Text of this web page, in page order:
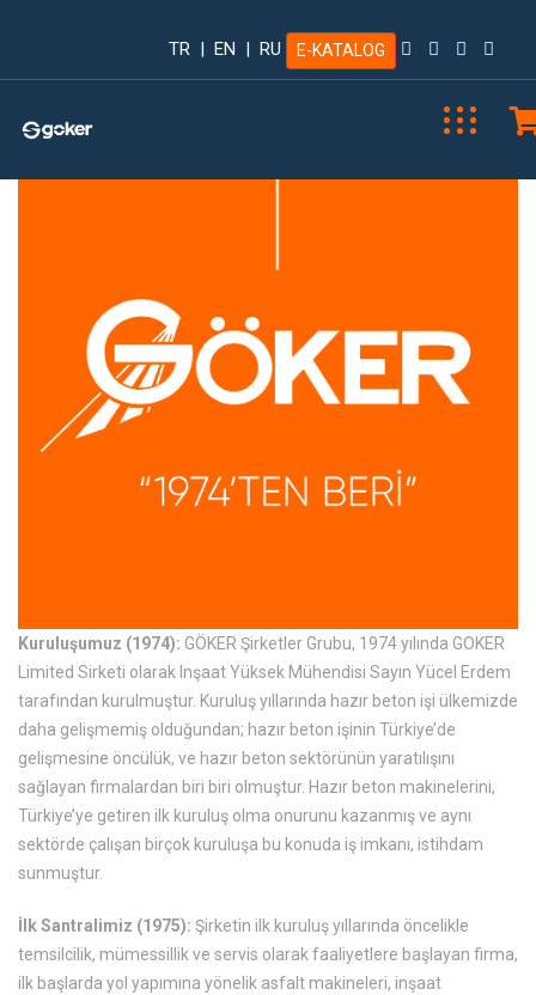
TR | EN | RU E-KATALOG
Kuruluşumuz (1974): GÖKER Şirketler Grubu, 1974 yılında GOKER
Limited Sirketi olarak Inşaat Yüksek Mühendisi Sayın Yücel Erdem
tarafından kurulmuştur. Kuruluş yıllarında hazır beton işi ülkemizde
daha gelişmemiş olduğundan; hazır beton işinin Türkiye’de
gelişmesine öncülük, ve hazır beton sektörünün yaratılışını
sağlayan firmalardan biri biri olmuştur. Hazır beton makinelerini,
Türkiye’ye getiren ilk kuruluş olma onurunu kazanmış ve aynı
sektörde çalışan birçok kuruluşa bu konuda iş imkanı, istihdam
sunmuştur.
İlk Santralimiz (1975): Şirketin ilk kuruluş yıllarında öncelikle
temsilcilik, mümessillik ve servis olarak faaliyetlere başlayan firma,
ilk başlarda yol yapımına yönelik asfalt makineleri, inşaat